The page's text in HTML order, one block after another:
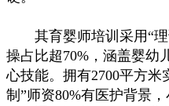
其育婴师培训采用“理
操占比超70%，涵盖婴幼
心技能。拥有2700平方
制”师资80%有医护背景